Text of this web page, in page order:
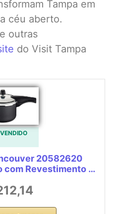
Tampa em
céu aberto.
outras
do Visit Tampa
20582620
com Revestimento …